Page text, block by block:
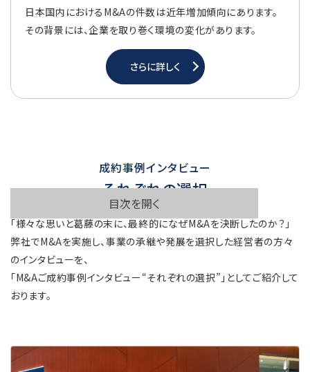
目次を開く
日本国内におけるM&Aの件数は近年増加傾向にあります。
その背景には、企業を取り巻く環境の変化があります。
さらに詳しく
成約事例インタビュー
それぞれの選択
「様々な思いと葛藤の末に、最終的になぜM&Aを決断したのか？」
弊社でM&Aを実施し、事業の承継や発展を選択した経営者の方々
のインタビューを、
「M&Aご成約事例インタビュー“それぞれの選択”」としてご紹介して
おります。